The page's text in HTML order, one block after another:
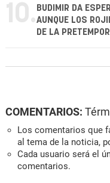
10. BUDIMIR DA
AUNQUE LOS
DE LA
COMENTARIOS:
Los comentarios que
al tema de la noticia,
Cada usuario será el
comentarios.